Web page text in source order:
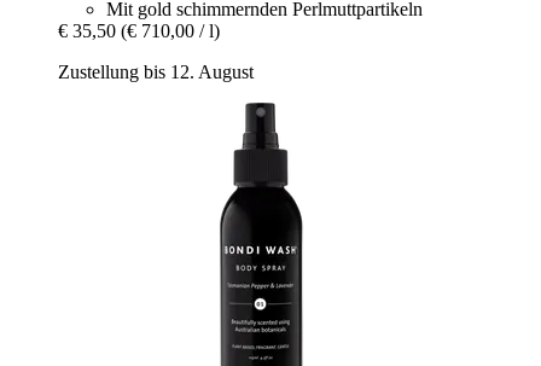
Mit gold schimmernden Perlmuttpartikeln
€ 35,50 (€ 710,00 / l)
Zustellung bis 12. August